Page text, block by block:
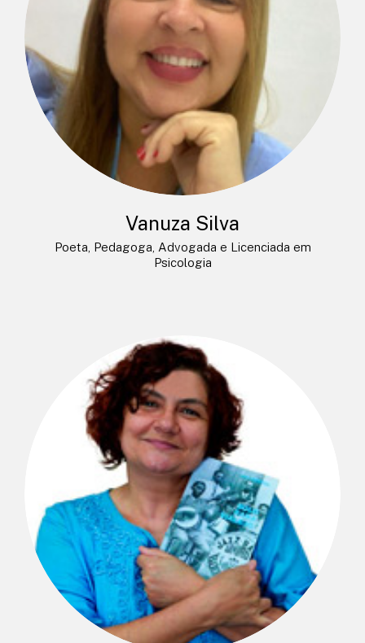
Vanuza Silva
Poeta, Pedagoga, Advogada e Licenciada em
Psicologia